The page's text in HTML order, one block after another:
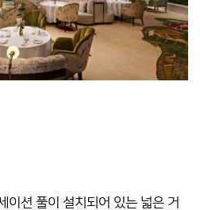
이션 풀이 설치되어 있는 넓은 거